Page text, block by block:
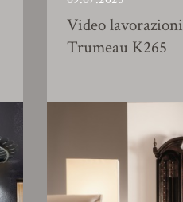
Video lavorazioni
Trumeau K265